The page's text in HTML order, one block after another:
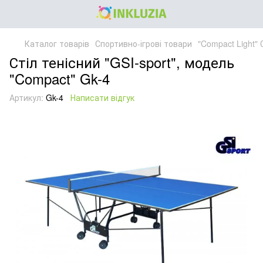
Каталог товарів Спортивно-ігрові товари "Compact Light"
Стіл тенісний "GSI-sport", модель
"Compact" Gk-4
Артикул: Gk-4 Написати відгук